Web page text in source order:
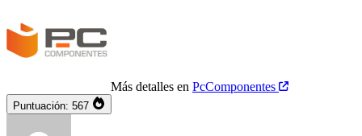
Más detalles en PcComponentes
Puntuación: 567